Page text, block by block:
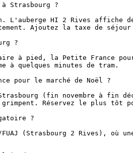
Strasbourg ?
L'auberge HI 2 Rives
Ajoutez la taxe de
?
à pied, la Petite France
à quelques minutes de tram.
pour le marché de Noël ?
(fin novembre à fin
Réservez le plus tôt
?
FUAJ (Strasbourg 2 Rives), où